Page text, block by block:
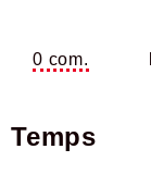
0 com.
Temps